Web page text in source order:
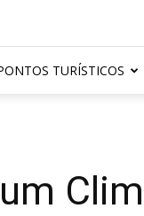
TURÍSTICOS